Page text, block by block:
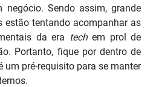
negócio. Sendo assim, grande
estão tentando acompanhar as
da era techem prol de
Portanto, fique por dentro de
pré-requisito para se manter